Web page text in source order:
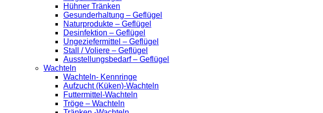
Hühner Tränken
Gesunderhaltung – Geflügel
Naturprodukte – Geflügel
Desinfektion – Geflügel
Ungeziefermittel – Geflügel
Stall / Voliere – Geflügel
Ausstellungsbedarf – Geflügel
Wachteln
Wachteln- Kennringe
Aufzucht (Küken)-Wachteln
Futtermittel-Wachteln
Tröge – Wachteln